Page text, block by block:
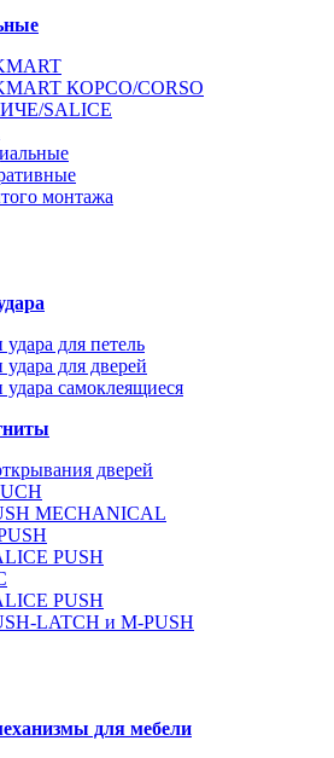
КОРСО/CORSO
SALICE
монтажа
для петель
для дверей
удара самоклеящиеся
дверей
MECHANICAL
PUSH
PUSH
LATCH и M-PUSH
для мебели